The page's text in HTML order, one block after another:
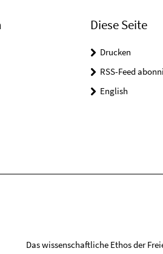
Diese Seite
Drucken
RSS-Feed
English
Das wissenschaftliche Ethos der